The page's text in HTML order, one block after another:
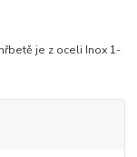
je z oceli Inox 1-